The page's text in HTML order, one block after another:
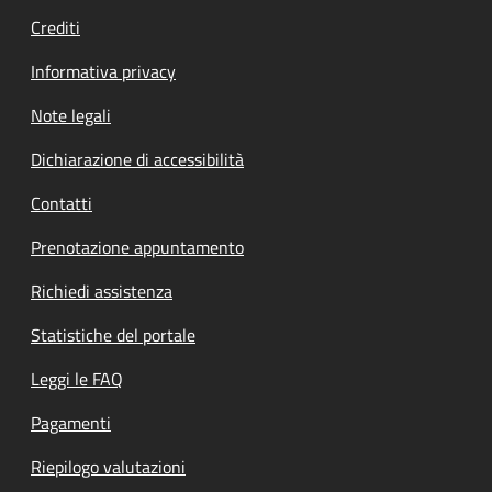
Crediti
Informativa privacy
Note legali
Dichiarazione di accessibilità
Contatti
Prenotazione appuntamento
Richiedi assistenza
Statistiche del portale
Leggi le FAQ
Pagamenti
Riepilogo valutazioni